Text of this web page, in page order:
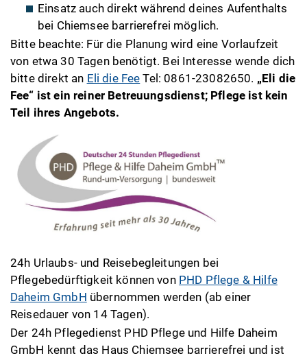
Einsatz auch direkt während deines Aufenthalts
bei Chiemsee barrierefrei möglich.
Bitte beachte: Für die Planung wird eine Vorlaufzeit
von etwa 30 Tagen benötigt. Bei Interesse wende dich
bitte direkt an Eli die Fee Tel: 0861-23082650. „Eli die
Fee“ ist ein reiner Betreuungsdienst; Pflege ist kein
Teil ihres Angebots.
24h Urlaubs- und Reisebegleitungen bei
Pflegebedürftigkeit können von PHD Pflege & Hilfe
Daheim GmbH übernommen werden (ab einer
Reisedauer von 14 Tagen).
Der 24h Pflegedienst PHD Pflege und Hilfe Daheim
GmbH kennt das Haus Chiemsee barrierefrei und ist